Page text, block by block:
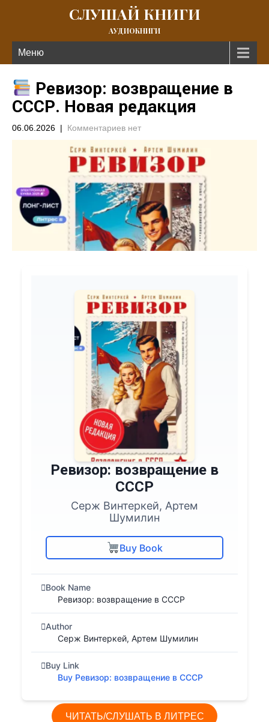
СЛУШАЙ КНИГИ
АУДИОКНИГИ
Меню
Ревизор: возвращение в
СССР. Новая редакция
06.06.2026 | Комментариев нет
Ревизор: возвращение в
СССР
Серж Винтеркей, Артем
Шумилин
Buy Book
Book Name
Ревизор: возвращение в СССР
Author
Серж Винтеркей, Артем Шумилин
Buy Link
Buy Ревизор: возвращение в СССР
ЧИТАТЬ/СЛУШАТЬ В ЛИТРЕС